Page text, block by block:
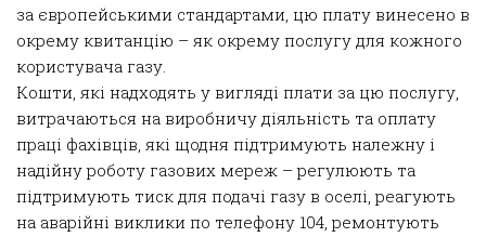
за європейськими стандартами, цю плату винесено в
окрему квитанцію – як окрему послугу для кожного
користувача газу.
Кошти, які надходять у вигляді плати за цю послугу,
витрачаються на виробничу діяльність та оплату
праці фахівців, які щодня підтримують належну і
надійну роботу газових мереж – регулюють та
підтримують тиск для подачі газу в оселі, реагують
на аварійні виклики по телефону 104, ремонтують